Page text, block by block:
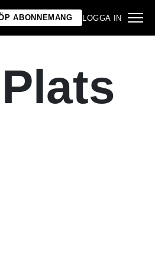
ABONNEMANG LOGGA IN